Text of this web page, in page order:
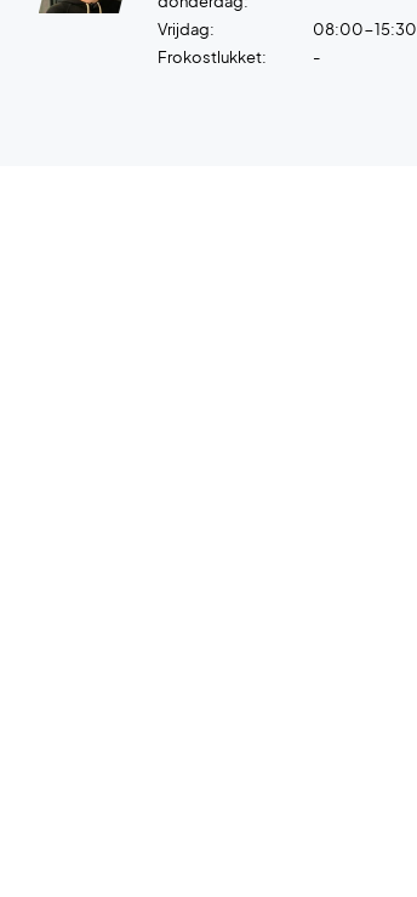
Vrijdag:
08:00-15:30
Frokostlukket:
-